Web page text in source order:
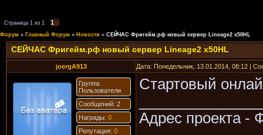
Страница 1 из 1 1
Форум » Главный Форум » Новости » СЕЙЧАС Фригейм.рф новый сервер Lineage2 x50HL
СЕЙЧАС Фригейм.рф новый сервер Lineage2 x50HL
joergA913 Дата: Понедельник, 13.01.2014, 08:12 |
Группа:
Пользователи
Сообщений: 2
Награды: 0
Репутация: 0
Стартовый
Адрес проекта -